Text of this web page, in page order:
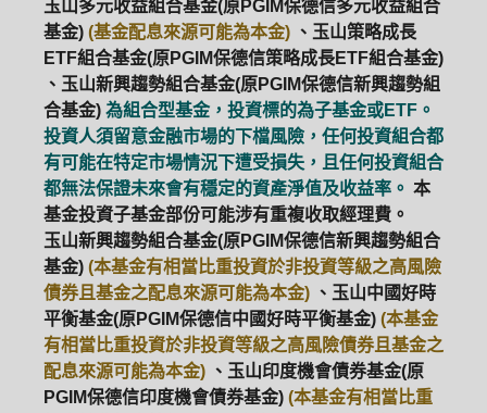
玉山多元收益組合基金(原PGIM保德信多元收益組合
基金) (基金配息來源可能為本金) 、玉山策略成長
ETF組合基金(原PGIM保德信策略成長ETF組合基金)
、玉山新興趨勢組合基金(原PGIM保德信新興趨勢組
合基金) 為組合型基金，投資標的為子基金或ETF。
投資人須留意金融市場的下檔風險，任何投資組合都
有可能在特定市場情況下遭受損失，且任何投資組合
都無法保證未來會有穩定的資產淨值及收益率。 本
基金投資子基金部份可能涉有重複收取經理費。
玉山新興趨勢組合基金(原PGIM保德信新興趨勢組合
基金) (本基金有相當比重投資於非投資等級之高風險
債券且基金之配息來源可能為本金) 、玉山中國好時
平衡基金(原PGIM保德信中國好時平衡基金) (本基金
有相當比重投資於非投資等級之高風險債券且基金之
配息來源可能為本金) 、玉山印度機會債券基金(原
PGIM保德信印度機會債券基金) (本基金有相當比重